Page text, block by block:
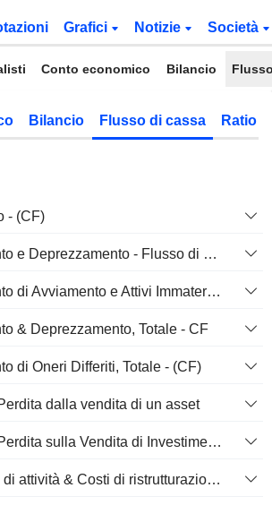
Grafici Notizie Società
Conto economico Bilancio
Bilancio Flusso di cassa Ratio
- (CF)
Ammortamento e Deprezzamento - Flusso di Cassa
Ammortamento di Avviamento e Attivi Immateriale - (CF) - (Specifico del Modello)
& Deprezzamento, Totale - CF
di Oneri Differiti, Totale - (CF)
dalla vendita di un asset
(Guadagno) Perdita sulla Vendita di Investimenti - (CF)
Svalutazione di attività & Costi di ristrutturazione